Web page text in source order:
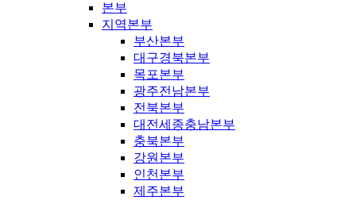
본부
지역본부
부산본부
대구경북본부
목포본부
광주전남본부
전북본부
대전세종충남본부
충북본부
강원본부
인천본부
제주본부